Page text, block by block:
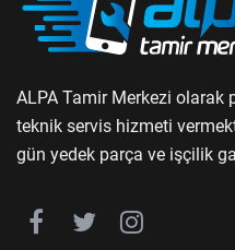
ALPA Tamir Merkezi olarak
teknik servis hizmeti
gün yedek parça ve işçilik